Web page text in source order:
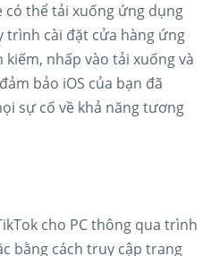
thể tải xuống ứng dụng
trình cài đặt cửa hàng ứng
nhấp vào tải xuống và
bảo iOS của bạn đã
sự cố về khả năng tương
cho PC thông qua trình
bằng cách truy cập trang